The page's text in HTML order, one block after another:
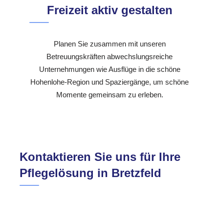
Freizeit aktiv gestalten
Planen Sie zusammen mit unseren
Betreuungskräften abwechslungsreiche
Unternehmungen wie Ausflüge in die schöne
Hohenlohe-Region und Spaziergänge, um schöne
Momente gemeinsam zu erleben.
Kontaktieren Sie uns für Ihre
Pflegelösung in Bretzfeld